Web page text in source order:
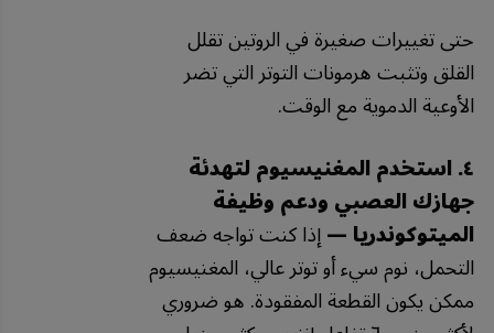
حتى تغييرات صغيرة في الروتين تقلل
القلق وتثبت هرمونات التوتر التي تضر
الأوعية الدموية مع الوقت.
٤. استخدم المغنيسيوم لتهدئة
جهازك العصبي ودعم وظيفة
الميتوكوندريا —إذا كنت تواجه ضعف
التحمل، نوم سيء أو توتر عالي، المغنيسيوم
ممكن يكون القطعة المفقودة. هو ضروري